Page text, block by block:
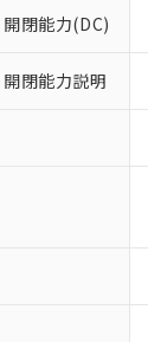
開閉能力(DC)
開閉能力説明